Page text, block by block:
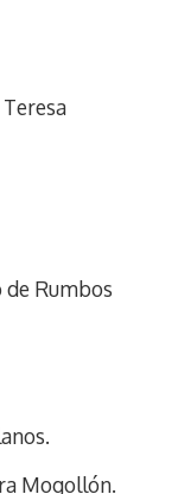
Rumbos
Mogollón.